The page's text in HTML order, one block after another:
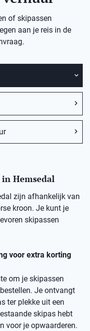
of skipassen
aan je reis in de
Hemsedal
zijn afhankelijk van
kroon. Je kunt je
evoren skipassen
voor extra korting
om je skipassen
Je ontvangt
ter plekke uit een
skipas hebt
voor je opwaarderen.